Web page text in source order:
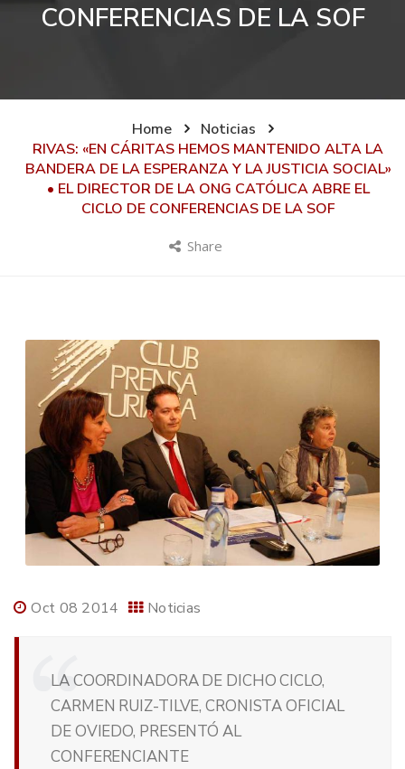
CONFERENCIAS DE LA SOF
Home
Noticias
RIVAS: «EN CÁRITAS HEMOS MANTENIDO ALTA LA
BANDERA DE LA ESPERANZA Y LA JUSTICIA SOCIAL»
• EL DIRECTOR DE LA ONG CATÓLICA ABRE EL
CICLO DE CONFERENCIAS DE LA SOF
Share
Oct 08 2014 Noticias
LA COORDINADORA DE DICHO CICLO,
CARMEN RUIZ-TILVE, CRONISTA OFICIAL
DE OVIEDO, PRESENTÓ AL
CONFERENCIANTE